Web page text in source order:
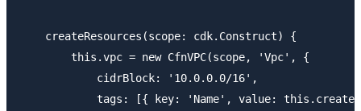
    createResources(scope: cdk.Construct) {
        this.vpc = new CfnVPC(scope, 'Vpc', {
            cidrBlock: '10.0.0.0/16',
tags: [{ key: 'Name', value: